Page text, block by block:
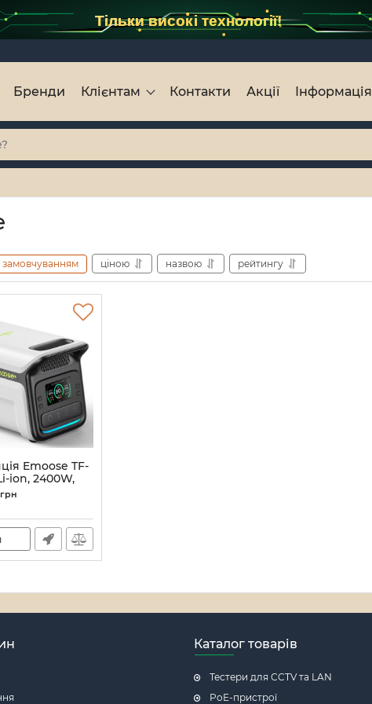
Тільки високі технології!
Бренди Клієнтам Контакти Акції Інформація
замовчуванням ціною назвою рейтингу
Emoose TF-
ion, 2400W,
грн
Каталог товарів
Тестери для CCTV та LAN
PoE-пристрої